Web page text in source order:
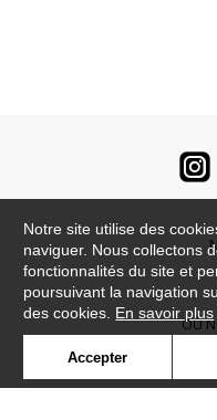
OÙ
Notre site utilise des
naviguer. Nous collectons
fonctionnalités du site et
poursuivant la navigation
des cookies. En savoir plus
Accepter